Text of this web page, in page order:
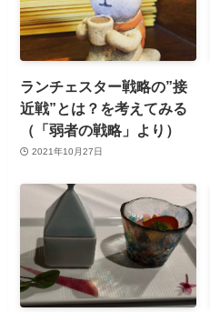
ランチェスター戦略の”接
近戦”とは？を考えてみる
（「弱者の戦略」より）
2021年10月27日